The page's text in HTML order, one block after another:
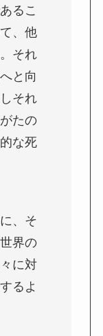
るこ
、他
それ
と向
それ
たの
な死
、そ
界の
に対
るよ